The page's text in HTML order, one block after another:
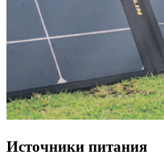
Источники питания